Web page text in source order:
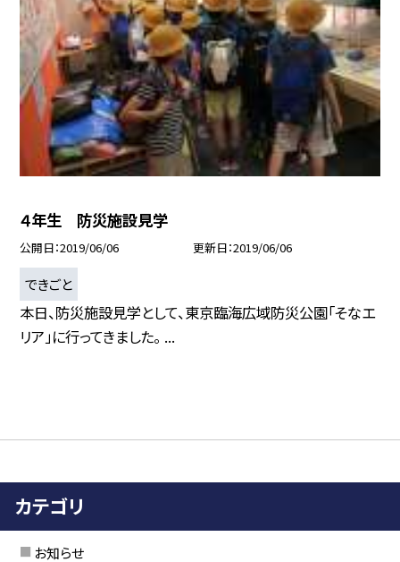
４年生 防災施設見学
公開日 2019/06/06 更新日 2019/06/06
できごと
本日、防災施設見学として、東京臨海広域防災公園「そなエ
リア」に行ってきました。 ...
カテゴリ
お知らせ